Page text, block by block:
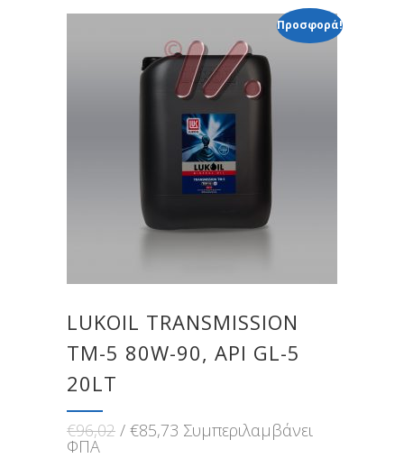
Προσφορά!
LUKOIL TRANSMISSION
ТМ-5 80W-90, API GL-5
20LT
€96,02Original
€85,73 Η
τρέχουσα
Συμπεριλαμβάνει
ΦΠΑ